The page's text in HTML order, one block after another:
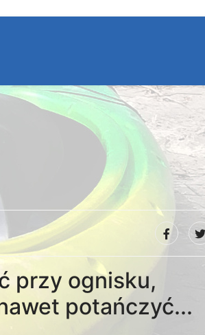
przy ognisku,
potańczyć...